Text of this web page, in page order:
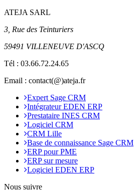
ATEJA SARL
3, Rue des Teinturiers
59491 VILLENEUVE D'ASCQ
Tél : 03.66.72.24.65
Email : contact(@)ateja.fr
Expert Sage CRM
Intégrateur EDEN ERP
Prestataire INES CRM
Logiciel CRM
CRM Lille
Base de connaissance Sage CRM
ERP pour PME
ERP sur mesure
Logiciel EDEN ERP
Nous suivre